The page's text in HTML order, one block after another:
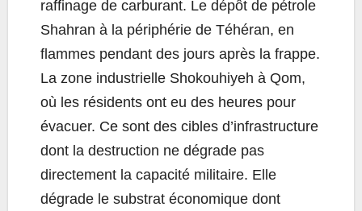
raffinage de carburant. Le dépôt de pétrole
Shahran à la périphérie de Téhéran, en
flammes pendant des jours après la frappe.
La zone industrielle Shokouhiyeh à Qom,
où les résidents ont eu des heures pour
évacuer. Ce sont des cibles d’infrastructure
dont la destruction ne dégrade pas
directement la capacité militaire. Elle
dégrade le substrat économique dont